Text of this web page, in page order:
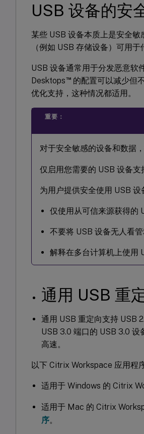
USB 设备的安
某些 USB 设备本质上是安全
（例如 USB 存储设备）可用于
USB 设备通常用于分发恶意
Desktops™的配置可以减少但
优化支持，这种情况都适用。
重要：
对于安全敏感的设备和数据
仅启用您需要的 USB 设备支
为用户提供安全使用 USB 设
仅使用从可信来源获得的
不要将 USB 设备无人看
解释在多台计算机上使用
通用 USB 重
通用 USB 重定向支持 USB
USB 3.0 端口的 USB 3.0 设
高速。
以下 Citrix Workspace 应用程
适用于 Windows 的 Citrix
适用于 Mac 的 Citrix
序。